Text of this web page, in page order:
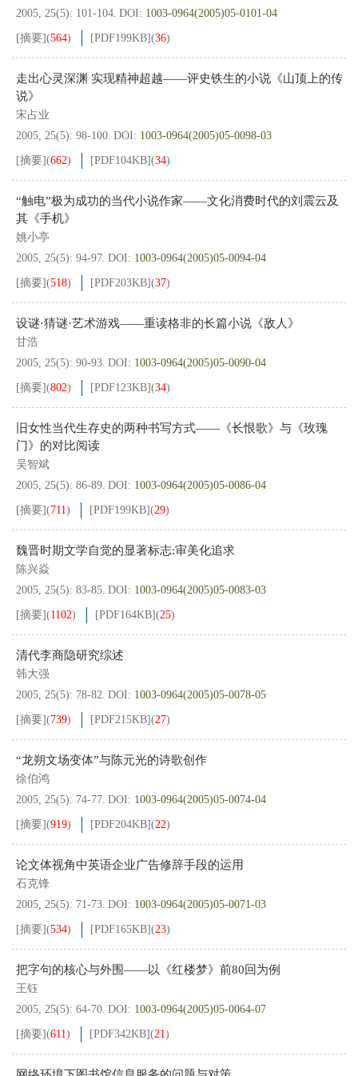
2005, 25(5): 101-104. DOI: 1003-0964(2005)05-0101-04
[摘要](564) [PDF199KB](36)
走出心灵深渊 实现精神超越——评史铁生的小说《山顶上的传
说》
宋占业
2005, 25(5): 98-100. DOI: 1003-0964(2005)05-0098-03
[摘要](662) [PDF104KB](34)
“触电”极为成功的当代小说作家——文化消费时代的刘震云及
其《手机》
姚小亭
2005, 25(5): 94-97. DOI: 1003-0964(2005)05-0094-04
[摘要](518) [PDF203KB](37)
设谜·猜谜·艺术游戏——重读格非的长篇小说《敌人》
甘浩
2005, 25(5): 90-93. DOI: 1003-0964(2005)05-0090-04
[摘要](802) [PDF123KB](34)
旧女性当代生存史的两种书写方式——《长恨歌》与《玫瑰
门》的对比阅读
吴智斌
2005, 25(5): 86-89. DOI: 1003-0964(2005)05-0086-04
[摘要](711) [PDF199KB](29)
魏晋时期文学自觉的显著标志:审美化追求
陈兴焱
2005, 25(5): 83-85. DOI: 1003-0964(2005)05-0083-03
[摘要](1102) [PDF164KB](25)
清代李商隐研究综述
韩大强
2005, 25(5): 78-82. DOI: 1003-0964(2005)05-0078-05
[摘要](739) [PDF215KB](27)
“龙朔文场变体”与陈元光的诗歌创作
徐伯鸿
2005, 25(5): 74-77. DOI: 1003-0964(2005)05-0074-04
[摘要](919) [PDF204KB](22)
论文体视角中英语企业广告修辞手段的运用
石克锋
2005, 25(5): 71-73. DOI: 1003-0964(2005)05-0071-03
[摘要](534) [PDF165KB](23)
把字句的核心与外围——以《红楼梦》前80回为例
王钰
2005, 25(5): 64-70. DOI: 1003-0964(2005)05-0064-07
[摘要](611) [PDF342KB](21)